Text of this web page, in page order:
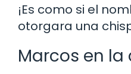
¡Es como si el
otorgara una
Marcos en